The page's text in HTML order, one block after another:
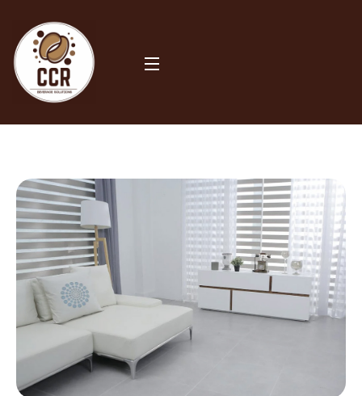
Our Project
Shop HVAC Solution